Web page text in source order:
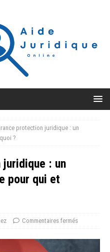
protection juridique : un
?
: un
pour qui et
Commentaires fermés